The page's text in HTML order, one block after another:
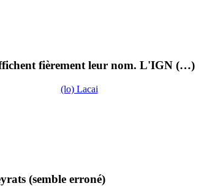
fièrement leur nom. L'IGN (…)
(lo) Lacai
(semble erroné)